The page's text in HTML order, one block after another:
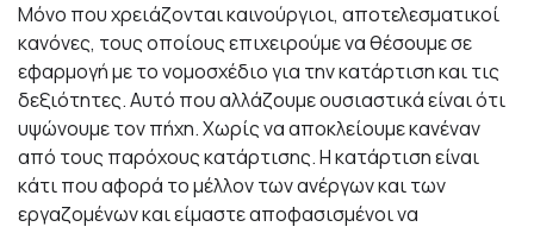
Μόνο που χρειάζονται καινούργιοι, αποτελεσματικοί
κανόνες, τους οποίους επιχειρούμε να θέσουμε σε
εφαρμογή με το νομοσχέδιο για την κατάρτιση και τις
δεξιότητες. Αυτό που αλλάζουμε ουσιαστικά είναι ότι
υψώνουμε τον πήχη. Χωρίς να αποκλείουμε κανέναν
από τους παρόχους κατάρτισης. Η κατάρτιση είναι
κάτι που αφορά το μέλλον των ανέργων και των
εργαζομένων και είμαστε αποφασισμένοι να